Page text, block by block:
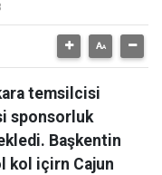
temsilcisi
sponsorluk
Başkentin
kol içirn Cajun